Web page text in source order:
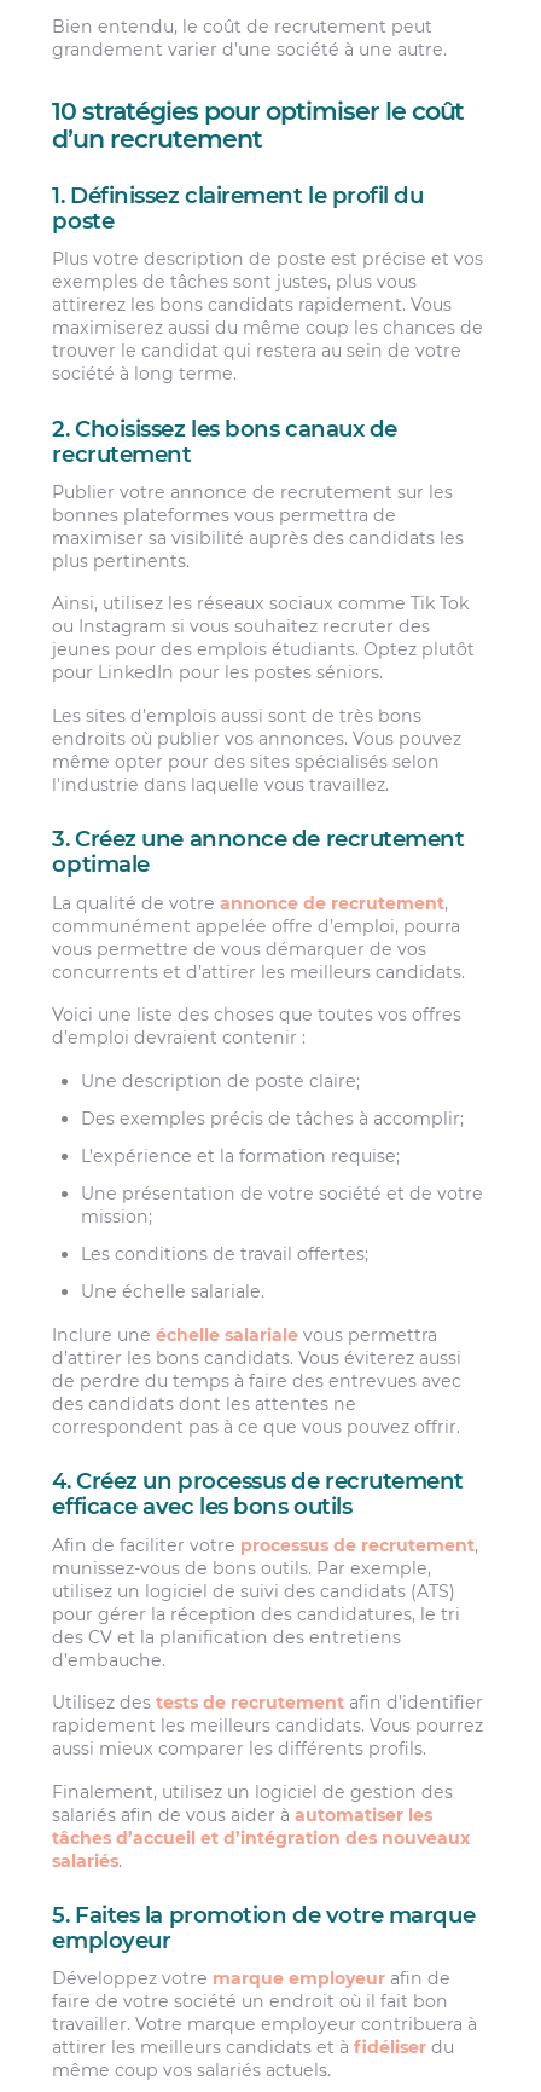
Bien entendu, le coût de recrutement peut
grandement varier d’une société à une autre.
10 stratégies pour optimiser le coût
d’un recrutement
1. Définissez clairement le profil du
poste
Plus votre description de poste est précise et vos
exemples de tâches sont justes, plus vous
attirerez les bons candidats rapidement. Vous
maximiserez aussi du même coup les chances de
trouver le candidat qui restera au sein de votre
société à long terme.
2. Choisissez les bons canaux de
recrutement
Publier votre annonce de recrutement sur les
bonnes plateformes vous permettra de
maximiser sa visibilité auprès des candidats les
plus pertinents.
Ainsi, utilisez les réseaux sociaux comme Tik Tok
ou Instagram si vous souhaitez recruter des
jeunes pour des emplois étudiants. Optez plutôt
pour LinkedIn pour les postes séniors.
Les sites d’emplois aussi sont de très bons
endroits où publier vos annonces. Vous pouvez
même opter pour des sites spécialisés selon
l’industrie dans laquelle vous travaillez.
3. Créez une annonce de recrutement
optimale
La qualité de votreannonce de recrutement,
communément appelée offre d’emploi, pourra
vous permettre de vous démarquer de vos
concurrents et d’attirer les meilleurs candidats.
Voici une liste des choses que toutes vos offres
d’emploi devraient contenir :
Une description de poste claire;
Des exemples précis de tâches à accomplir;
L’expérience et la formation requise;
Une présentation de votre société et de votre
mission;
Les conditions de travail offertes;
Une échelle salariale.
Inclure uneéchelle salariale vous permettra
d’attirer les bons candidats. Vous éviterez aussi
de perdre du temps à faire des entrevues avec
des candidats dont les attentes ne
correspondent pas à ce que vous pouvez offrir.
4. Créez un processus de recrutement
efficace avec les bons outils
Afin de faciliter votre processus de recrutement,
munissez-vous de bons outils. Par exemple,
utilisez un logiciel de suivi des candidats (ATS)
pour gérer la réception des candidatures, le tri
des CV et la planification des entretiens
d’embauche.
Utilisez destests de recrutement afin d’identifier
rapidement les meilleurs candidats. Vous pourrez
aussi mieux comparer les différents profils.
Finalement, utilisez un logiciel de gestion des
salariés afin de vous aider àautomatiser les
tâches d’accueil et d’intégration des nouveaux
salariés.
5. Faites la promotion de votre marque
employeur
Développez votre marque employeur afin de
faire de votre société un endroit où il fait bon
travailler. Votre marque employeur contribuera à
attirer les meilleurs candidats et àfidéliser du
même coup vos salariés actuels.